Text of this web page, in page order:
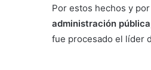
Por estos hechos y
administración
fue procesado el líder